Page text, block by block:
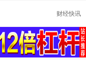
财经快讯